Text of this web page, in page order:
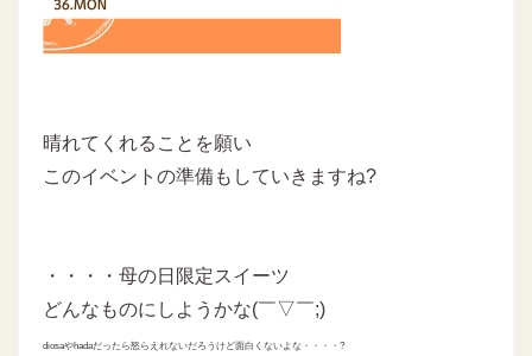
晴れてくれることを願い
このイベントの準備もしていきますね?
・・・・母の日限定スイーツ
どんなものにしようかな(￣▽￣;)
diosaやhadaだったら怒らえれないだろうけど面白くないよな・・・・?